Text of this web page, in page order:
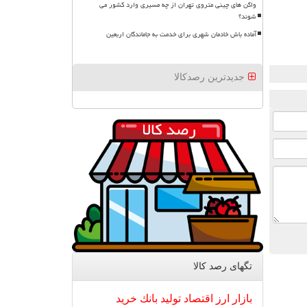
واگن های چینی متروی تهران از چه مسیری وارد کشور می
شوند؟
آماده باش خادمان شهری برای خدمت به جاماندگان اربعین
جدیدترین رصدکالا
تگهای رصد كالا
بازار ارز اقتصاد تولید بانك خرید